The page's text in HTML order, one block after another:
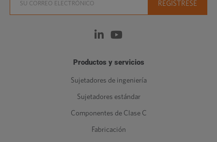
Productos y servicios
Sujetadores de ingeniería
Sujetadores estándar
Componentes de Clase C
Fabricación